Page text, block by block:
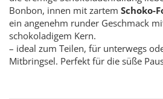
Bonbon, innen mit zartem Schoko-
ein angenehm runder Geschmack
schokoladigem Kern.
– ideal zum Teilen, für unterwegs
Mitbringsel. Perfekt für die süße